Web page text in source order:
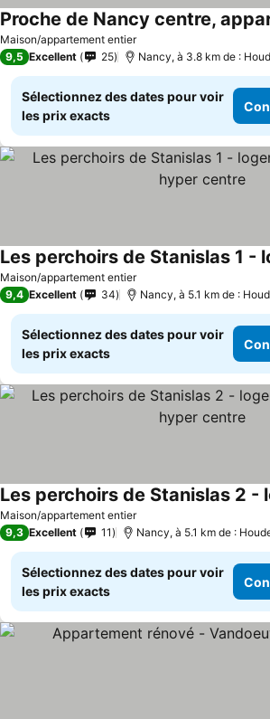
Maison/appartement entier
9,5 Excellent 25 Nancy, à 3.8 km de :
Sélectionnez des dates pour voir
les prix exacts
Maison/appartement entier
9,4 Excellent 34 Nancy, à 5.1 km de :
Sélectionnez des dates pour voir
les prix exacts
Maison/appartement entier
9,3 Excellent 11 Nancy, à 5.1 km de :
Sélectionnez des dates pour voir
les prix exacts